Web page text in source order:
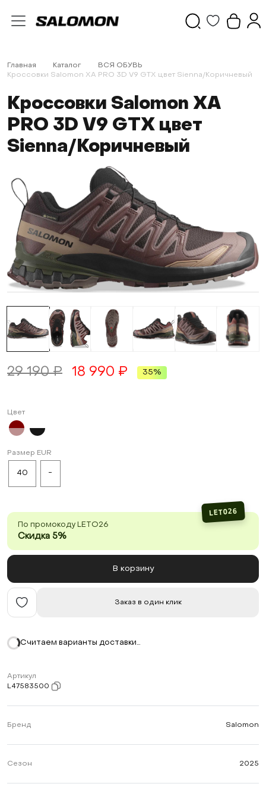
Главная Каталог
ВСЯ ОБУВЬ
Кроссовки Salomon XA PRO 3D V9 GTX цвет Sienna/Коричневый
Кроссовки Salomon XA
PRO 3D V9 GTX цвет
Sienna/Коричневый
29 190 ₽ 18 990 ₽ 35%
Цвет
Размер EUR
40 -
LETO26
По промокоду LETO26
Скидка 5%
В корзину
Заказ в один клик
Считаем варианты доставки…
Артикул
L47583500
Бренд Salomon
Сезон 2025